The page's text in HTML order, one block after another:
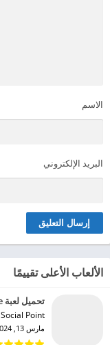
الاسم
البريد الإلكتروني
الألعاب الأعلى تقييمًا
تحميل لعبة Dragon City Mobile مهكرة للاندرويد 2024
Social Point‏
مارس 13, 2024